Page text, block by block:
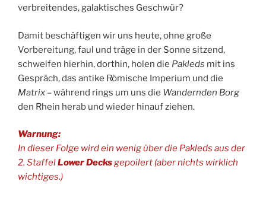
verbreitendes, galaktisches Geschwür?
Damit beschäftigen wir uns heute, ohne große
Vorbereitung, faul und träge in der Sonne sitzend,
schweifen hierhin, dorthin, holen die Pakleds mit ins
Gespräch, das antike Römische Imperium und die
Matrix – während rings um uns die Wandernden Borg
den Rhein herab und wieder hinauf ziehen.
Warnung:
In dieser Folge wird ein wenig über die Pakleds aus der
2. StaffelLower Decksgepoilert (aber nichts wirklich
wichtiges.)